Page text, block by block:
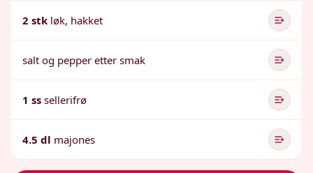
2 stk løk, hakket
salt og pepper etter smak
1 ss sellerifrø
4.5 dl majones